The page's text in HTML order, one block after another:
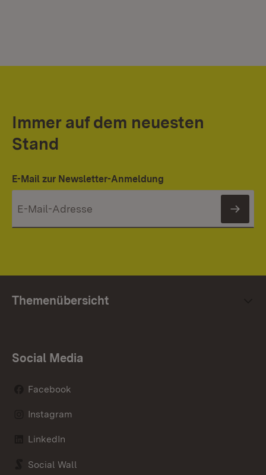
Immer auf dem neuesten
Stand
E-Mail zur Newsletter-Anmeldung
Themenübersicht
Social Media
Facebook
Instagram
LinkedIn
Social Wall